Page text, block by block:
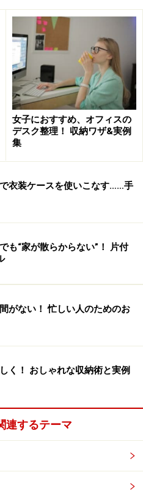
とBedRoom3の室内にもある
持ち帰ったという、フラワ
と3に分散しているため材料
何があるのかが分からない
くなっています。
ップは、モノが混在してい
手掛けることにしました。
るフラワー資材を集めて、
でスタートします。
ら取り出す作業
るモノを収納の中から取り
収納から外に出したモノ
ることになるので、事前に
て、アイテムと所有者で分
ので、アルバムは取り出さず
に
フラワー資材を収め
出したので、次はそこにし
女子におすすめ、オフィスの
デスク整理！ 収納ワザ&実例
集
衣装ケースを使いこなす……手
も“家が散らからない”！ 片付
がない！ 忙しい人のためのお
く！ おしゃれな収納術と実例
連するテーマ